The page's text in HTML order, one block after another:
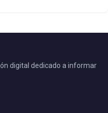
digital dedicado a informar